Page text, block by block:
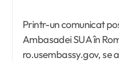
Printr-un comunicat
Ambasadei SUA în
ro.usembassy.gov, se